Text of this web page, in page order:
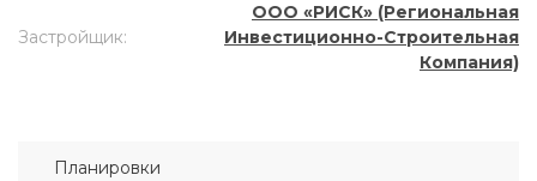
Застройщик:
ООО «РИСК» (Региональная
Инвестиционно-Строительная
Компания)
Планировки